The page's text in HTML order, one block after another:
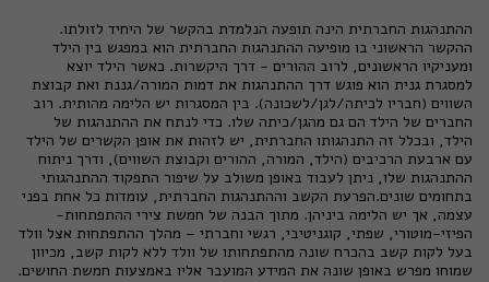
ההתנהגות החברתית הינה תופעה הנלמדת בהקשר של היחיד לזולתו.
ההקשר הראשוני בו מופיעה ההתנהגות החברתית הוא במפגש בין הילד
ומעניקיו הראשונים, לרוב ההורים - דרך היקשרות. כאשר הילד יוצא
למסגרת גנית הוא פוגש דרך ההתנהגות את דמות המורה/גננת ואת קבוצת
השווים (חבריו לכיתה/לגן/לשכונה). בין המסגרות יש הלימה מהותית. רוב
החברים של הילד הם גם מהגן/כיתה שלו. כדי לנתח את ההתנהגות של
הילד, ובכלל זה התנהגותו החברתית, יש לזהות את אופן הקשרים של הילד
עם ארבעת הרכיבים (הילד, המורה, ההורים וקבוצת השווים), ודרך ניתוח
ההתנהגות שלו, ניתן לעבוד באופן משולב על שיפור התפקוד ההתנהגותי
בתחומים שונים.הפרעת הקשב וההתנהגות החברתית, עומדות כל אחת בפני
עצמה, אך יש הלימה ביניהן. מתוך הבנה של חמשת צירי ההתפתחות-
הפיזי-מוטורי, שפתי, קוגניטיבי, רגשי וחברתי – מהלך ההתפתחות אצל וולד
בעל לקות קשב בהכרח שונה מהתפתחותו של וולד ללא לקות קשב, מכיוון
שמוחו מפרש באופן שונה את המידע המועבר אליו באמצעות חמשת החושים.